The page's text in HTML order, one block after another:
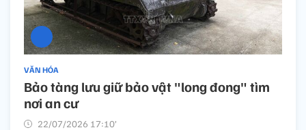
VĂN HÓA
Bảo tàng lưu giữ bảo vật "long đong" tìm
nơi an cư
22/07/2026 17:10’